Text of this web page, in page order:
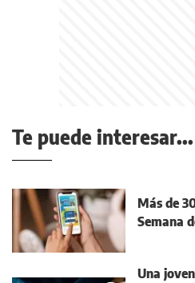
Te puede interesar...
Más de
Semana
Una